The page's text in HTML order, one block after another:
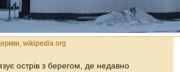
wikipedia.org
острів з берегом, де недавно